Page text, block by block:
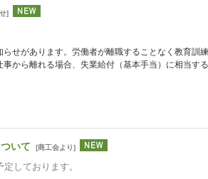
]
せがあります。労働者が離職することなく教育訓練
から離れる場合、失業給付（基本手当）に相当する
いて [商工会より]
しております。